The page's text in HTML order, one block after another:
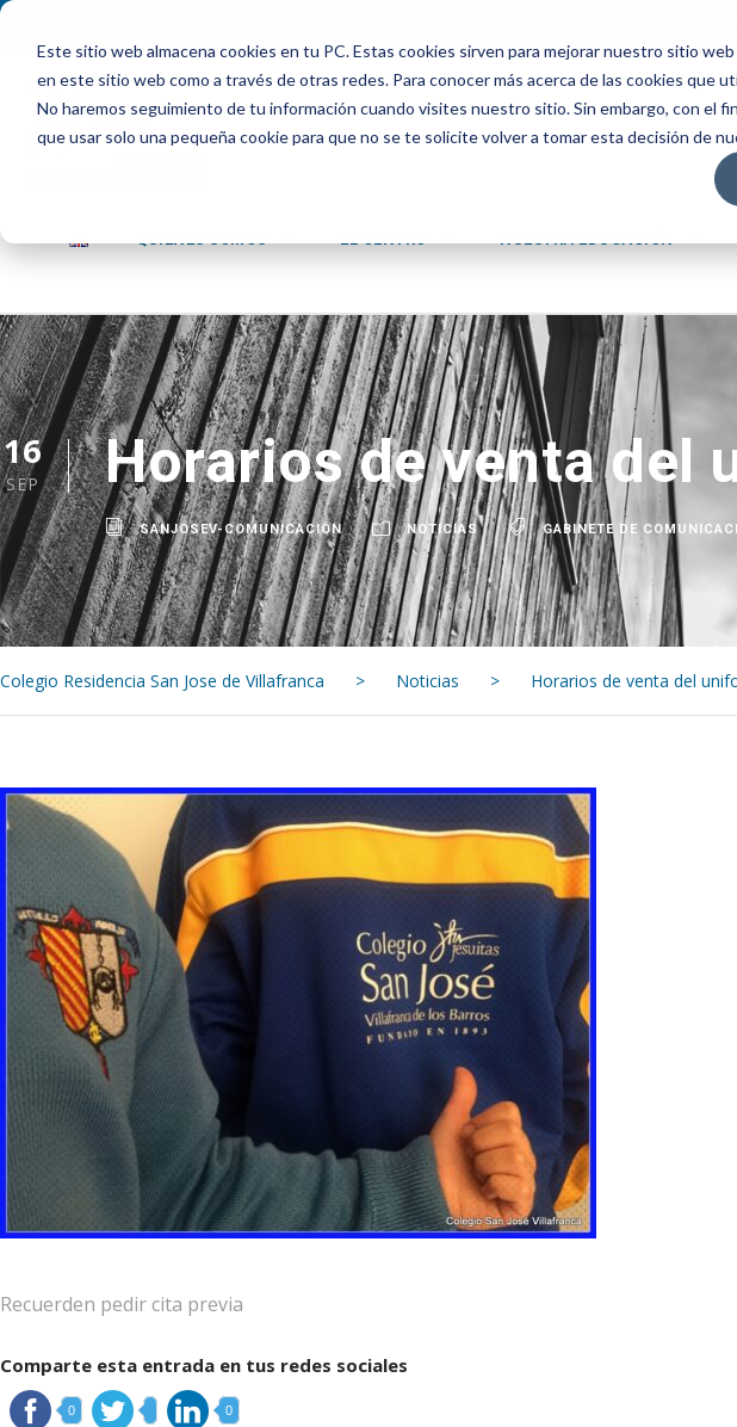
Este sitio web almacena cookies en tu PC. Estas cookies sirven para mejorar nuestro sitio
en este sitio web como a través de otras redes. Para conocer más acerca de las cookies que
No haremos seguimiento de tu información cuando visites nuestro sitio. Sin embargo, con el
que usar solo una pequeña cookie para que no se te solicite volver a tomar esta decisión de
16
SEP Horarios de venta del
SANJOSEV-COMUNICACIÓN NOTICIAS GABINETE DE
Colegio Residencia San Jose de Villafranca > Noticias > Horarios de venta del
Recuerden pedir cita previa
Comparte esta entrada en tus redes sociales
0 0